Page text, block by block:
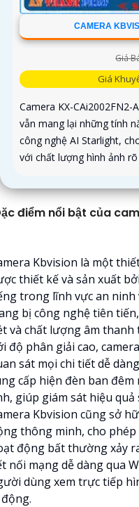
CAMERA
Giá
Giá
Camera KX-
vẫn mang lại những tính
công nghệ AI Starlight,
với chất lượng hình ảnh
điểm nổi bật của
Kbvision là một
thiết kế và sản xuất
trong lĩnh vực an ninh
bị công nghệ tiên
và chất lượng âm thanh
độ phân giải cao,
sát mọi chi tiết dễ
cấp hiện đèn ban
giúp giám sát hiệu quả
Kbvision cũng sở
thông minh, cho
động bất thường xảy
nối mạng dễ dàng qua
dùng xem trực tiếp